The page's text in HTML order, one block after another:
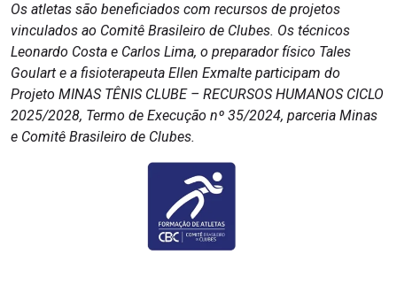
Os atletas são beneficiados com recursos de projetos
vinculados ao Comitê Brasileiro de Clubes. Os técnicos
Leonardo Costa e Carlos Lima, o preparador físico Tales
Goulart e a fisioterapeuta Ellen Exmalte participam do
Projeto MINAS TÊNIS CLUBE – RECURSOS HUMANOS CICLO
2025/2028, Termo de Execução nº 35/2024, parceria Minas
e Comitê Brasileiro de Clubes.